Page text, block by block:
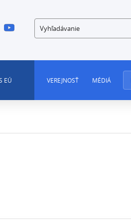
Vyhľadávanie
EÚ VEREJNOSŤ MÉDIÁ